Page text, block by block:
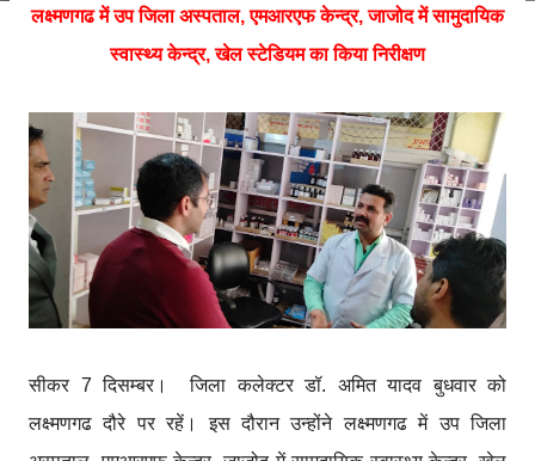
लक्ष्मणगढ में उप जिला अस्पताल, एमआरएफ केन्द्र, जाजोद में सामुदायिक
स्वास्थ्य केन्द्र, खेल स्टेडियम का किया निरीक्षण
सीकर 7 दिसम्बर। जिला कलेक्टर डॉ. अमित यादव बुधवार को
लक्ष्मणगढ दौरे पर रहें। इस दौरान उन्होंने लक्ष्मणगढ में उप जिला